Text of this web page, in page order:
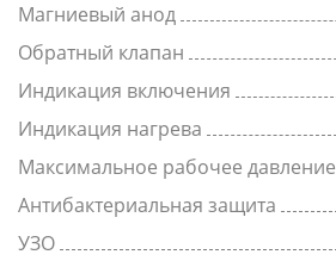
Магниевый анод
Обратный клапан
Индикация включения
Индикация нагрева
Максимальное рабочее давление
Антибактериальная защита
УЗО